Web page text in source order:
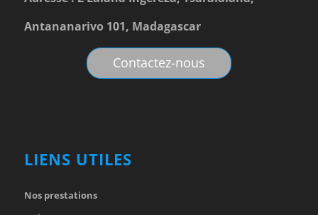
Antananarivo 101, Madagascar
Contactez-nous
LIENS UTILES
Nos prestations